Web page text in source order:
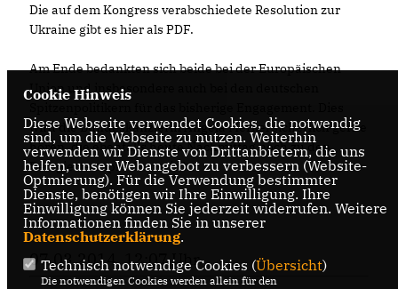
Die auf dem Kongress verabschiedete Resolution zur
Ukraine gibt es hier als PDF.
Am Ende bedankten sich beide bei der Europäischen
Union und insbesondere auch bei den deutschen
wird die Bundeskanzlerin Angela Merkel sicherlich gerne
hören, die ebenfalls heute Nachmittag noch zu den
Delegierten sprechen wird.
07.03.2014, 12:07 Uhr
Cookie Hinweis
Diese Webseite verwendet Cookies, die notwendig
sind, um die Webseite zu nutzen. Weiterhin
verwenden wir Dienste von Drittanbietern, die uns
helfen, unser Webangebot zu verbessern (Website-
Optmierung). Für die Verwendung bestimmter
Dienste, benötigen wir Ihre Einwilligung. Ihre
Einwilligung können Sie jederzeit widerrufen. Weitere
Informationen finden Sie in unserer
Datenschutzerklärung.
Technisch notwendige Cookies (Übersicht)
Die notwendigen Cookies werden allein für den